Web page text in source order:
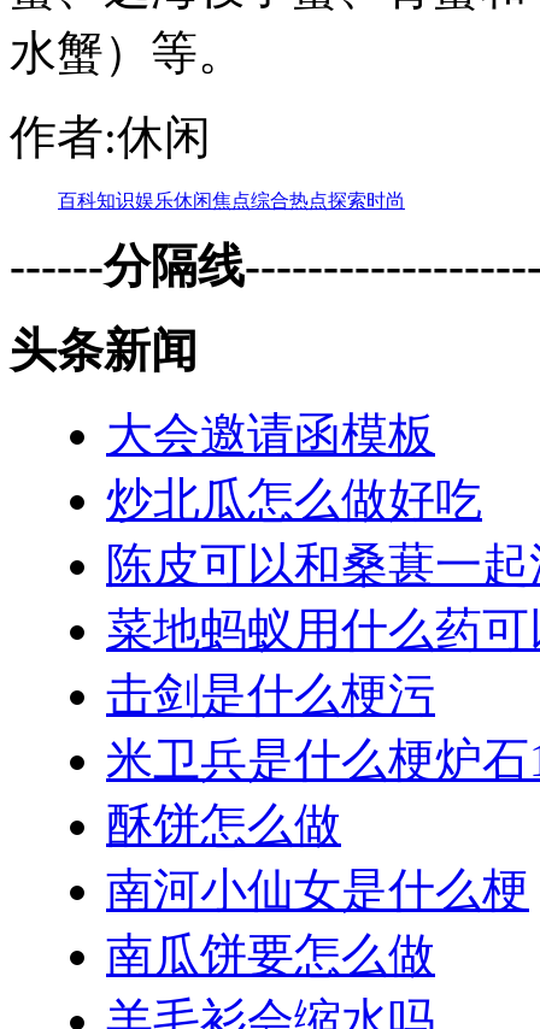
水蟹）等。
作者:休闲
百科知识娱乐休闲焦点综合热点探索时尚
------分隔线
头条新闻
大会邀请函模板
炒北瓜怎么做好吃
陈皮可以和桑葚一
菜地蚂蚁用什么药
击剑是什么梗污
米卫兵是什么梗炉石
酥饼怎么做
南河小仙女是什么梗
南瓜饼要怎么做